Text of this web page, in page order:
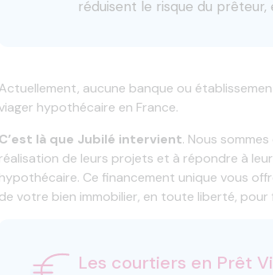
réduisent le risque du prêteur,
aucune banque ou
hypothécaire en France.
là que Jubilé intervient. Nous
de leurs projets et à répondre à
Ce financement unique vous
votre bien immobilier, en toute liberté,
Les courtiers en Prêt